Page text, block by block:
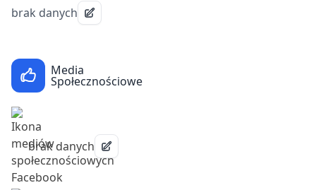
brak danych
Media
Społecznościowe
brak danych